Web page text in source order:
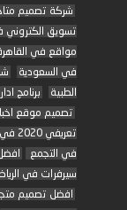
شركة تصميم
تسويق
مواقع في
في السعودية
الطبية
برنامج
تصميم موقع
تعريفي 2020 في مصر
في التجمع
سيرفرات في
افضل تصميم